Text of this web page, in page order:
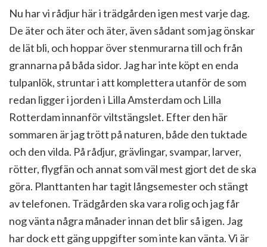
Nu har vi rådjur här i trädgården igen mest varje dag.
De äter och äter och äter, även sådant som jag önskar
de lät bli, och hoppar över stenmurarna till och från
grannarna på båda sidor. Jag har inte köpt en enda
tulpanlök, struntar i att komplettera utanför de som
redan ligger i jorden i Lilla Amsterdam och Lilla
Rotterdam innanför viltstängslet. Efter den här
sommaren är jag trött på naturen, både den tuktade
och den vilda. På rådjur, grävlingar, svampar, larver,
rötter, flygfän och annat som väl mest gjort det de ska
göra. Planttanten har tagit långsemester och stängt
av telefonen. Trädgården ska vara rolig och jag får
nog vänta några månader innan det blir så igen. Jag
har dock ett gäng uppgifter som inte kan vänta. Vi är